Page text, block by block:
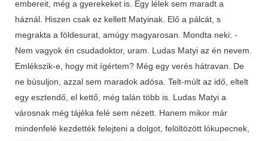
embereit, még a gyerekeket is. Egy lélek sem maradt a
háznál. Hiszen csak ez kellett Matyinak. Elő a pálcát, s
megrakta a földesurat, amúgy magyarosan. Mondta neki: -
Nem vagyok én csudadoktor, uram. Ludas Matyi az én nevem.
Emlékszik-e, hogy mit ígértem? Még egy verés hátravan. De
ne búsuljon, azzal sem maradok adósa. Telt-múlt az idő, eltelt
egy esztendő, el kettő, még talán több is. Ludas Matyi a
városnak még tájéka felé sem nézett. Hanem mikor már
mindenfelé kezdették felejteni a dolgot, felöltözött lókupecnek,